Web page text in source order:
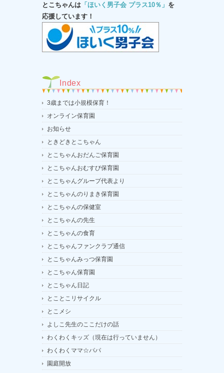
とこちゃんは 「ほいく男子会 プラス10％」 を
応援しています！
Index
3歳までは小規模保育！
オンライン保育園
お知らせ
ときどきとこちゃん
とこちゃんおだんご保育園
とこちゃんおむすび保育園
とこちゃんグループ代表より
とこちゃんのりまき保育園
とこちゃんの保健室
とこちゃんの先生
とこちゃんの食育
とこちゃんファンクラブ通信
とこちゃんみっつ保育園
とこちゃん保育園
とこちゃん日記
とことこリサイクル
とこメシ
よしこ先生のここだけの話
わくわくキッズ（現在は行っていません）
わくわくママ☆パパ
園庭開放